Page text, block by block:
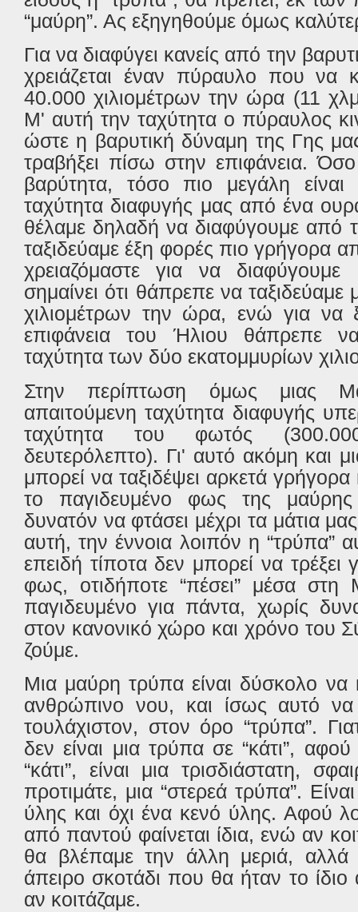
“μαύρη”. Ας εξηγηθούμε όμως
Για να διαφύγει κανείς από την
χρειάζεται έναν πύραυλο που να
40.000 χιλιομέτρων την ώρα (11
Μ' αυτή την ταχύτητα ο πύραυλος
ώστε η βαρυτική δύναμη της Γης
τραβήξει πίσω στην επιφάνεια.
βαρύτητα, τόσο πιο μεγάλη είναι
ταχύτητα διαφυγής μας από ένα
θέλαμε δηλαδή να διαφύγουμε από
ταξιδεύαμε έξη φορές πιο γρήγορα
χρειαζόμαστε για να
σημαίνει ότι θάπρεπε να
χιλιομέτρων την ώρα, ενώ για να
επιφάνεια του Ήλιου θάπρεπε
ταχύτητα των δύο εκατομμυρίων
Στην περίπτωση όμως μιας
απαιτούμενη ταχύτητα διαφυγής
ταχύτητα του φωτός
δευτερόλεπτο). Γι' αυτό ακόμη και
μπορεί να ταξιδέψει αρκετά γρήγορα
το παγιδευμένο φως της μαύρης
δυνατόν να φτάσει μέχρι τα μάτια
αυτή, την έννοια λοιπόν η “τρύπα”
επειδή τίποτα δεν μπορεί να
φως, οτιδήποτε “πέσει” μέσα στη
παγιδευμένο για πάντα, χωρίς
στον κανονικό χώρο και χρόνο του
ζούμε.
Μια μαύρη τρύπα είναι δύσκολο να
ανθρώπινο νου, και ίσως αυτό να
τουλάχιστον, στον όρο “τρύπα”.
δεν είναι μια τρύπα σε “κάτι”,
“κάτι”, είναι μια τρισδιάστατη,
προτιμάτε, μια “στερεά τρύπα”.
ύλης και όχι ένα κενό ύλης. Αφού
από παντού φαίνεται ίδια, ενώ αν
θα βλέπαμε την άλλη μεριά, αλλά
άπειρο σκοτάδι που θα ήταν το
αν κοιτάζαμε.